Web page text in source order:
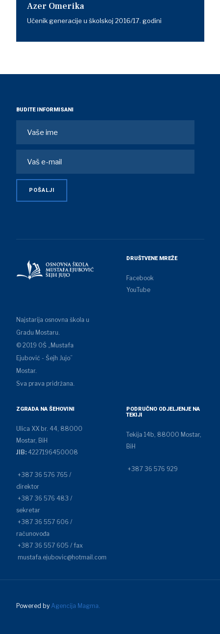
Azer Omerika
Učenik generacije u školskoj 2016/17. godini
BUDITE INFORMISANI
Najstarija osnovna škola u
Gradu Mostaru.
© 2019 OŠ „Mustafa
Ejubović - Šejh Jujo”
Mostar.
Sva prava pridržana.
DRUŠTVENE MREŽE
Facebook
YouTube
ZGRADA NA ŠEHOVINI
Ulica XX br. 44, 88000
Mostar, BiH
JIB:4227196450008
+387 36 576 765 /
direktor
+387 36 576 483 /
sekretar
+387 36 557 606 /
računovođa
+387 36 557 605 / fax
mustafa.ejubovic@hotmail.com
PODRUČNO ODJELJENJE NA
TEKIJI
Tekija 14b, 88000 Mostar,
BiH
+387 36 576 929
Powered by Agencija Magma.